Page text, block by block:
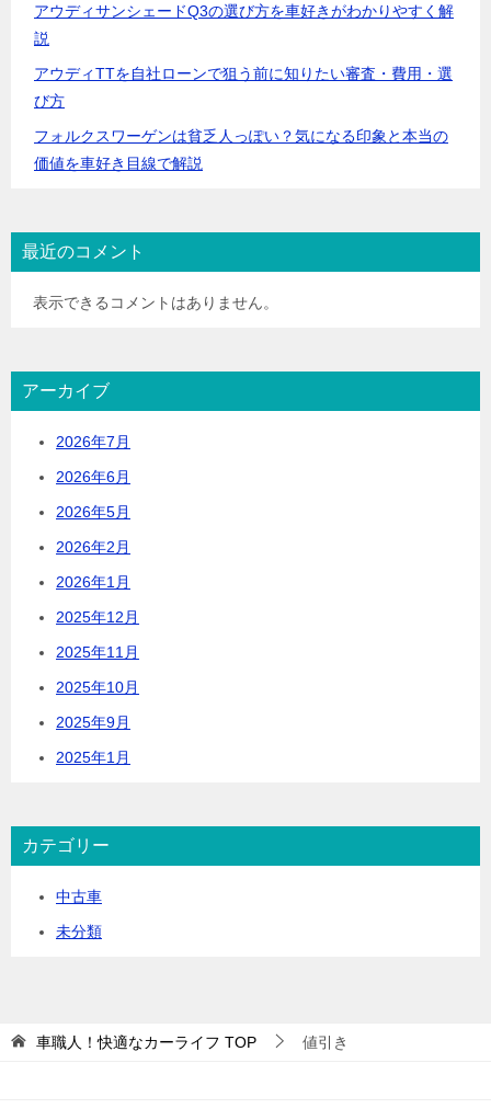
アウディサンシェードQ3の選び方を車好きがわかりやすく解
説
アウディTTを自社ローンで狙う前に知りたい審査・費用・選
び方
フォルクスワーゲンは貧乏人っぽい？気になる印象と本当の
価値を車好き目線で解説
最近のコメント
表示できるコメントはありません。
アーカイブ
2026年7月
2026年6月
2026年5月
2026年2月
2026年1月
2025年12月
2025年11月
2025年10月
2025年9月
2025年1月
カテゴリー
中古車
未分類
車職人！快適なカーライフ TOP 値引き